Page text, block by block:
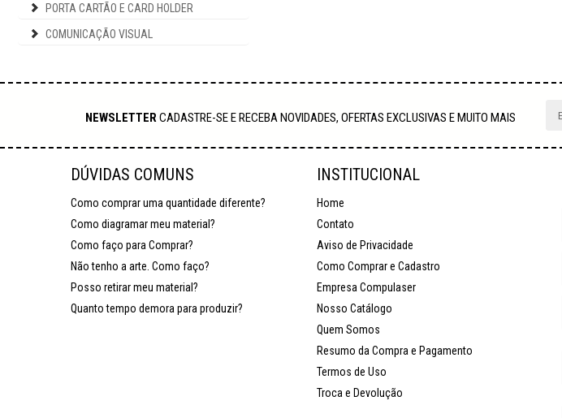
PORTA CARTÃO E CARD HOLDER
COMUNICAÇÃO VISUAL
NEWSLETTERCADASTRE-SE E RECEBA NOVIDADES, OFERTAS EXCLUSIVAS E MUITO MAIS
DÚVIDAS COMUNS
Como comprar uma quantidade diferente?
Como diagramar meu material?
Como faço para Comprar?
Não tenho a arte. Como faço?
Posso retirar meu material?
Quanto tempo demora para produzir?
INSTITUCIONAL
Home
Contato
Aviso de Privacidade
Como Comprar e Cadastro
Empresa Compulaser
Nosso Catálogo
Quem Somos
Resumo da Compra e Pagamento
Termos de Uso
Troca e Devolução